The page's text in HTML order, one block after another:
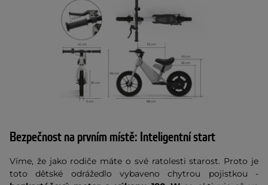
Bezpečnost na prvním místě: Inteligentní start
Víme, že jako rodiče máte o své ratolesti starost. Proto je
toto dětské odrážedlo vybaveno chytrou pojistkou -